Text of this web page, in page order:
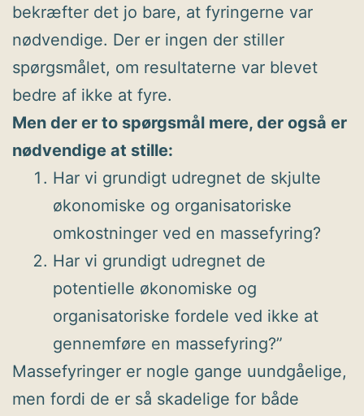
bekræfter det jo bare, at fyringerne var
nødvendige. Der er ingen der stiller
spørgsmålet, om resultaterne var blevet
bedre af ikke at fyre.
Men der er to spørgsmål mere, der også er
nødvendige at stille:
Har vi grundigt udregnet de skjulte
økonomiske og organisatoriske
omkostninger ved en massefyring?
Har vi grundigt udregnet de
potentielle økonomiske og
organisatoriske fordele ved ikke at
gennemføre en massefyring?”
Massefyringer er nogle gange uundgåelige,
men fordi de er så skadelige for både